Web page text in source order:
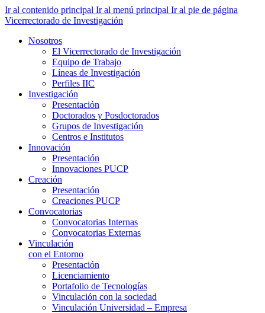
Ir al contenido principal Ir al menú principal Ir al pie de página
Vicerrectorado de Investigación
Nosotros
El Vicerrectorado de Investigación
Equipo de Trabajo
Líneas de Investigación
Perfiles IIC
Investigación
Presentación
Doctorados y Posdoctorados
Grupos de Investigación
Centros e Institutos
Innovación
Presentación
Innovaciones PUCP
Creación
Presentación
Creaciones PUCP
Convocatorias
Convocatorias Internas
Convocatorias Externas
Vinculación
con el Entorno
Presentación
Licenciamiento
Portafolio de Tecnologías
Vinculación con la sociedad
Vinculación Universidad – Empresa